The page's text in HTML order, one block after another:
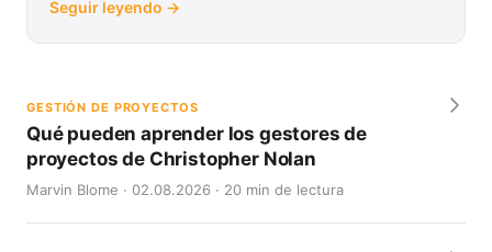
Seguir leyendo →
GESTIÓN DE PROYECTOS
Qué pueden aprender los gestores de
proyectos de Christopher Nolan
Marvin Blome · 02.08.2026 · 20 min de lectura